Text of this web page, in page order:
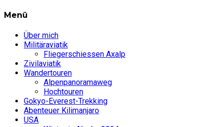
Menü
Über mich
Militäraviatik
Fliegerschiessen Axalp
Zivilaviatik
Wandertouren
Alpenpanoramaweg
Hochtouren
Gokyo-Everest-Trekking
Abenteuer Kilimanjaro
USA